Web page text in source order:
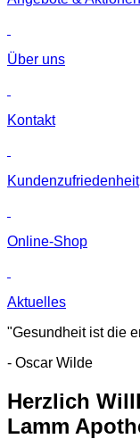
Über uns
Kontakt
Kunden­zufriedenheit
Online-Shop
Aktuelles
"Gesundheit ist die
- Oscar Wilde
Herzlich
Lamm